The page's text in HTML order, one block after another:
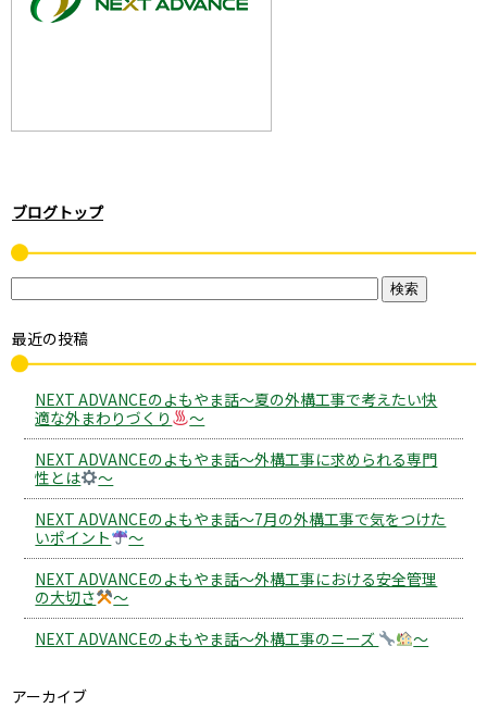
ブログトップ
最近の投稿
NEXT ADVANCEのよもやま話～夏の外構工事で考えたい快
適な外まわりづくり
～
NEXT ADVANCEのよもやま話～外構工事に求められる専門
性とは
～
NEXT ADVANCEのよもやま話～7月の外構工事で気をつけた
いポイント
～
NEXT ADVANCEのよもやま話～外構工事における安全管理
の大切さ
～
NEXT ADVANCEのよもやま話～外構工事のニーズ
～
アーカイブ